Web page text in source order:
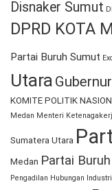
Disnaker Sumut
DPRD KOTA
Partai Buruh Sumut
Utara
KOMITE POLITIK
Medan Menteri
Sumatera Utara
Medan Partai
Pengadilan Hubungan